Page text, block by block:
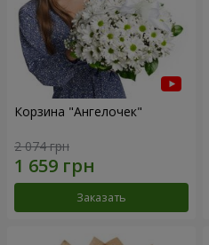
Корзина "Ангелочек"
2 074 грн
Заказать